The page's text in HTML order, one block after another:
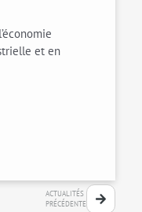
et en
ACTUALITÉS
PRÉCÉDENTE